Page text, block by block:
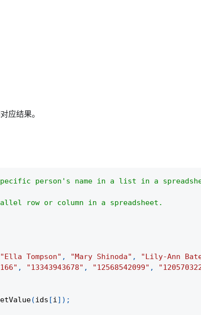
应结果。
person's name in a list in a
row or column in a spreadsheet.
"Ella Tompson" , "Mary Shinoda" ,
"Lily-Ann
, "13343943678" , "12568542099" ,
(ids [i] ) ;